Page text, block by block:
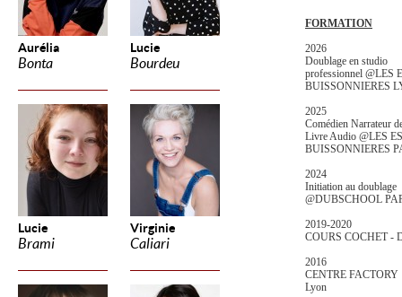
Aurélia
Bonta
Lucie
Bourdeu
Lucie
Brami
Virginie
Caliari
FORMATION
2026
Doublage en studio
professionnel @LES
BUISSONNIERES
2025
Comédien Narrateur
Livre Audio @LES
BUISSONNIERES
2024
Initiation au doublage
@DUBSCHOOL
2019-2020
COURS COCHET -
2016
CENTRE FACTORY
Lyon